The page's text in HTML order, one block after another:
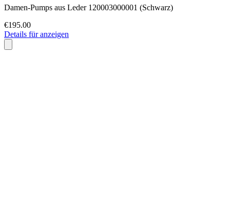
Damen-Pumps aus Leder 120003000001 (Schwarz)
€195.00
Details für anzeigen